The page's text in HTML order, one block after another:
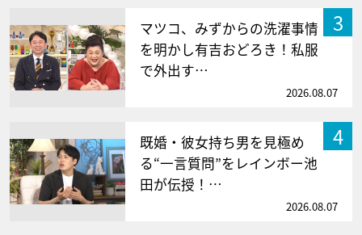
3
マツコ、みずからの洗濯事情
を明かし有吉おどろき！私服
で外出す…
2026.08.07
4
既婚・彼女持ち男を見極め
る“一言質問”をレインボー池
田が伝授！…
2026.08.07